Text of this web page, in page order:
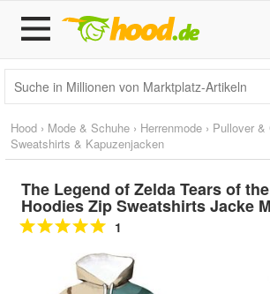
Hood › Mode & Schuhe › Herrenmode › Pullover &
Sweatshirts & Kapuzenjacken
The Legend of Zelda Tears of
Hoodies Zip Sweatshirts Jacke
1